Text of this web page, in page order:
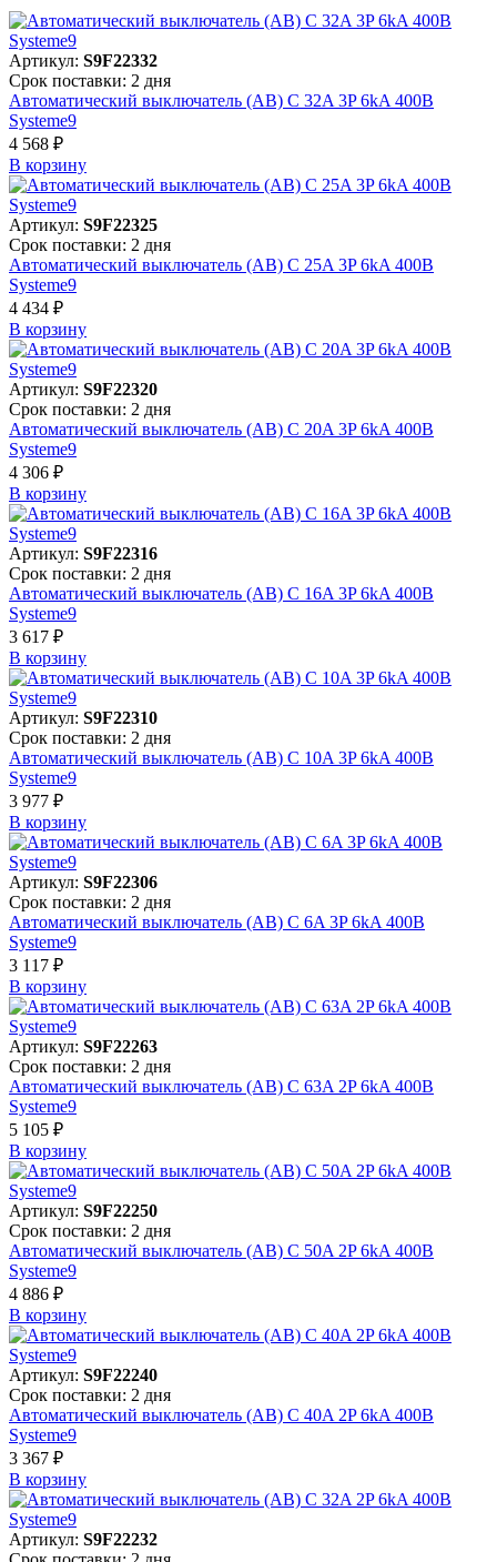
Артикул: S9F22332
Срок поставки: 2 дня
Автоматический выключатель (АВ) C 32A 3P 6kA 400В
Systeme9
4 568 ₽
В корзинy
Артикул: S9F22325
Срок поставки: 2 дня
Автоматический выключатель (АВ) C 25A 3P 6kA 400В
Systeme9
4 434 ₽
В корзинy
Артикул: S9F22320
Срок поставки: 2 дня
Автоматический выключатель (АВ) C 20A 3P 6kA 400В
Systeme9
4 306 ₽
В корзинy
Артикул: S9F22316
Срок поставки: 2 дня
Автоматический выключатель (АВ) C 16A 3P 6kA 400В
Systeme9
3 617 ₽
В корзинy
Артикул: S9F22310
Срок поставки: 2 дня
Автоматический выключатель (АВ) C 10A 3P 6kA 400В
Systeme9
3 977 ₽
В корзинy
Артикул: S9F22306
Срок поставки: 2 дня
Автоматический выключатель (АВ) C 6A 3P 6kA 400В
Systeme9
3 117 ₽
В корзинy
Артикул: S9F22263
Срок поставки: 2 дня
Автоматический выключатель (АВ) C 63A 2P 6kA 400В
Systeme9
5 105 ₽
В корзинy
Артикул: S9F22250
Срок поставки: 2 дня
Автоматический выключатель (АВ) C 50A 2P 6kA 400В
Systeme9
4 886 ₽
В корзинy
Артикул: S9F22240
Срок поставки: 2 дня
Автоматический выключатель (АВ) C 40A 2P 6kA 400В
Systeme9
3 367 ₽
В корзинy
Артикул: S9F22232